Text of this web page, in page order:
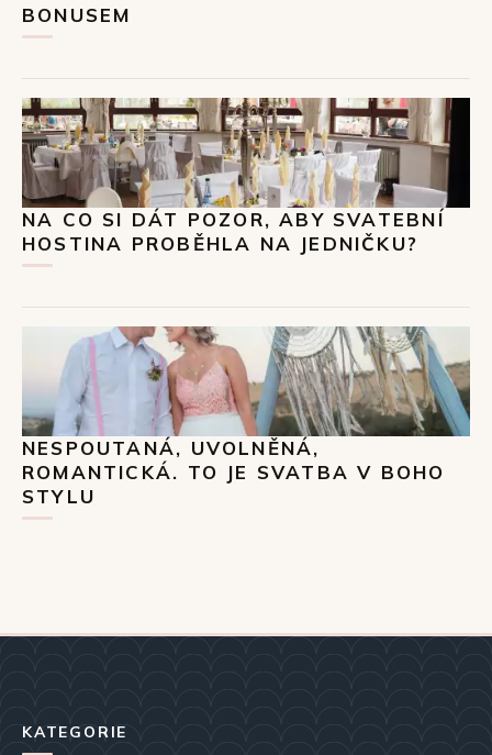
BONUSEM
NA CO SI DÁT POZOR, ABY SVATEBNÍ
HOSTINA PROBĚHLA NA JEDNIČKU?
NESPOUTANÁ, UVOLNĚNÁ,
ROMANTICKÁ. TO JE SVATBA V BOHO
STYLU
KATEGORIE